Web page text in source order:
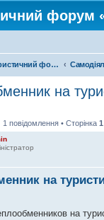
форум
Туристичний форум «Рюкзак»
на
1 повідомлення • Сторінка 1
на
на